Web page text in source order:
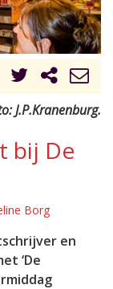
J.P.Kranenburg.
bij De
Borg
en
‘De